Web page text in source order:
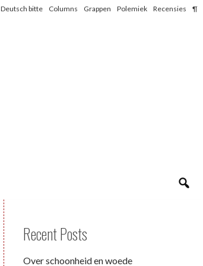
Deutsch bitte Columns Grappen Polemiek Recensies ¶
Recent Posts
Over schoonheid en woede